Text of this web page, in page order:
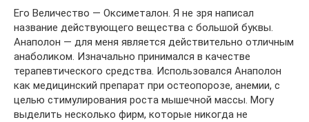
Его Величество — Оксиметалон. Я не зря написал
название действующего вещества с большой буквы.
Анаполон — для меня является действительно отличным
анаболиком. Изначально принимался в качестве
терапевтического средства. Использовался Анаполон
как медицинский препарат при остеопорозе, анемии, с
целью стимулирования роста мышечной массы. Могу
выделить несколько фирм, которые никогда не